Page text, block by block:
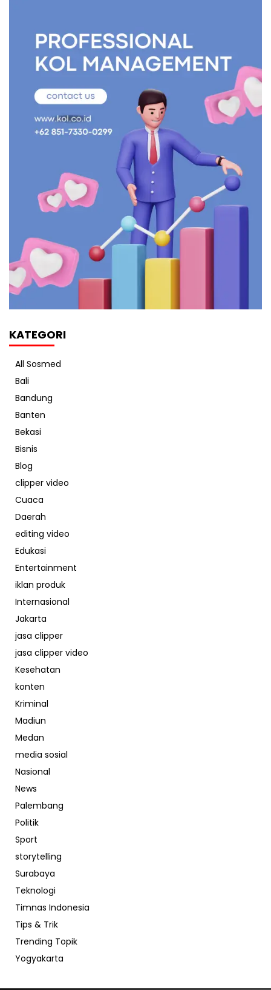
KATEGORI
All Sosmed
Bali
Bandung
Banten
Bekasi
Bisnis
Blog
clipper video
Cuaca
Daerah
editing video
Edukasi
Entertainment
iklan produk
Internasional
Jakarta
jasa clipper
jasa clipper video
Kesehatan
konten
Kriminal
Madiun
Medan
media sosial
Nasional
News
Palembang
Politik
Sport
storytelling
Surabaya
Teknologi
Timnas Indonesia
Tips & Trik
Trending Topik
Yogyakarta